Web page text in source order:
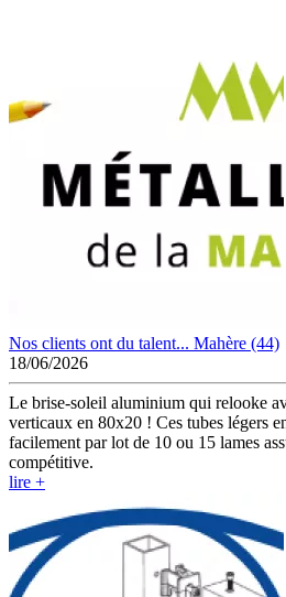
Nos clients ont du talent... Mahère (44)
18/06/2026
Le brise-soleil aluminium qui relooke
verticaux en 80x20 ! Ces tubes légers
facilement par lot de 10 ou 15 lames
compétitive.
lire +